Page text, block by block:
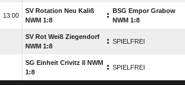

SV Rotation Neu Kaliß
NWM 1:8
: BSG Empor Grabow
NWM 1:8
SV Rot Weiß Ziegendorf
NWM 1:8
: SPIELFREI
SG Einheit Crivitz II NWM
1:8
: SPIELFREI